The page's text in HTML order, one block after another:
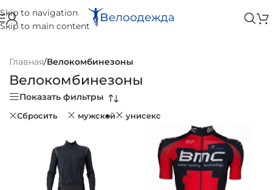
Skip to navigation
Skip to main content
Главная/Велокомбинезоны
Велокомбинезоны
Показать фильтры
Сбросить мужской унисекс